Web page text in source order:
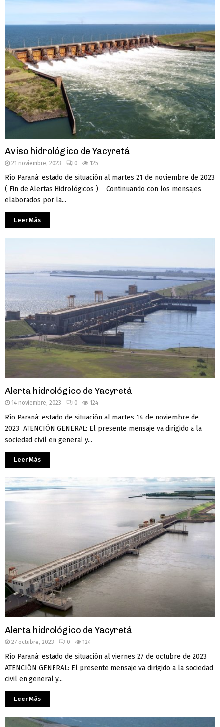
Aviso hidrológico de Yacyretá
21 noviembre, 2023 0 125
Río Paraná: estado de situación al martes 21 de noviembre de 2023
( Fin de Alertas Hidrológicos ) Continuando con los mensajes
elaborados por la...
Leer Más
Alerta hidrológico de Yacyretá
14 noviembre, 2023 0 124
Río Paraná: estado de situación al martes 14 de noviembre de
2023 ATENCIÓN GENERAL: El presente mensaje va dirigido a la
sociedad civil en general y...
Leer Más
Alerta hidrológico de Yacyretá
27 octubre, 2023 0 124
Río Paraná: estado de situación al viernes 27 de octubre de 2023
ATENCIÓN GENERAL: El presente mensaje va dirigido a la sociedad
civil en general y...
Leer Más